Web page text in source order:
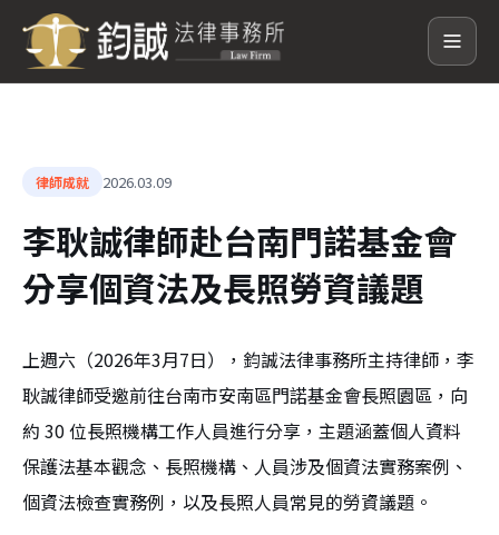
律師成就 2026.03.09
李耿誠律師赴台南門諾基金會
分享個資法及長照勞資議題
上週六（2026年3月7日），鈞誠法律事務所主持律師，李
耿誠律師受邀前往台南市安南區門諾基金會長照園區，向
約 30 位長照機構工作人員進行分享，主題涵蓋個人資料
保護法基本觀念、長照機構、人員涉及個資法實務案例、
個資法檢查實務例，以及長照人員常見的勞資議題。